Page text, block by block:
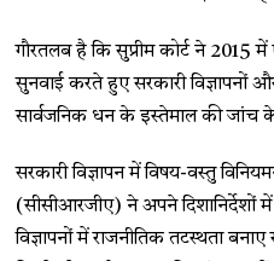
गौरतलब है कि सुप्रीम कोर्ट ने 2015
सुनवाई करते हुए सरकारी विज्ञापनों
सार्वजनिक धन के इस्तेमाल की जांच
सरकारी विज्ञापन में विषय-वस्तु
(सीसीआरजीए) ने अपने दिशानिर्देशों
विज्ञापनों में राजनीतिक तटस्थता बनाए